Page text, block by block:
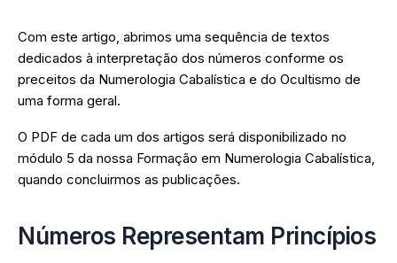
Com este artigo, abrimos uma sequência de textos
dedicados à interpretação dos números conforme os
preceitos da Numerologia Cabalística e do Ocultismo de
uma forma geral.
O PDF de cada um dos artigos será disponibilizado no
módulo 5 da nossa Formação em Numerologia Cabalística,
quando concluirmos as publicações.
Números Representam Princípios